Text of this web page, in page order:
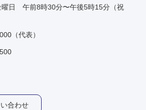
曜日 午前8時30分〜午後5時15分（祝
（代表）
合わせ